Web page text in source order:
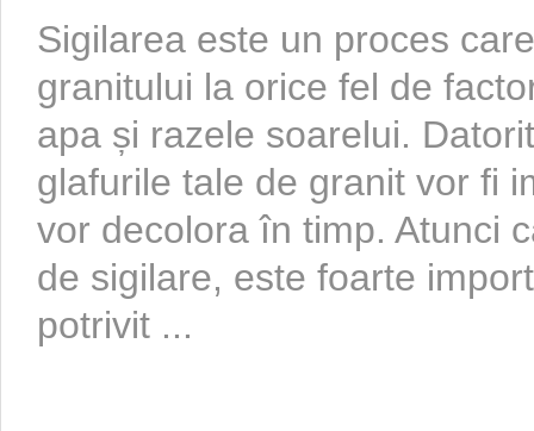
Sigilarea este un proces
granitului la orice fel de
apa și razele soarelui.
glafurile tale de granit vor fi
vor decolora în timp. Atunci
de sigilare, este foarte
potrivit ...